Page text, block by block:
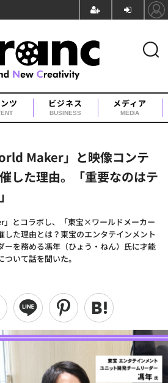
ツ ビジネス
BUSINESS
メディア
MEDIA
Maker」と映像コンテ
した理由。「重要なのはテ
とコラボし、「東宝×ワールドメーカー
した理由とは？東宝のエンタテインメント
ーを務める馮年（ひょう・ねん）氏に才能
いて話を聞いた。